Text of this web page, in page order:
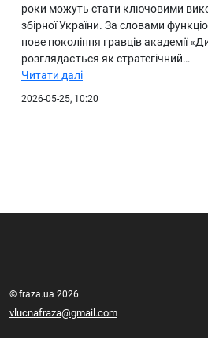
роки можуть стати ключовими
збірної України. За словами
нове покоління гравців академії
розглядається як стратегічний…
Читати далі
2026-05-25, 10:20
© fraza.ua 2026
vlucnafraza@gmail.com